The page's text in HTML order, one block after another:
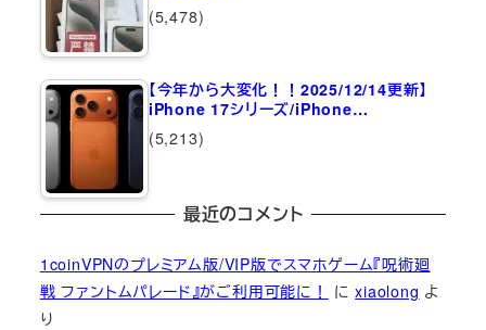
(5,478)
【今年から大変化！！2025/12/14更新】
iPhone 17シリーズ/iPhone…
(5,213)
最近のコメント
1coinVPNのプレミアム版/VIP版でスマホゲーム『呪術廻
戦 ファントムパレード』がご利用可能に！
にxiaolong よ
り